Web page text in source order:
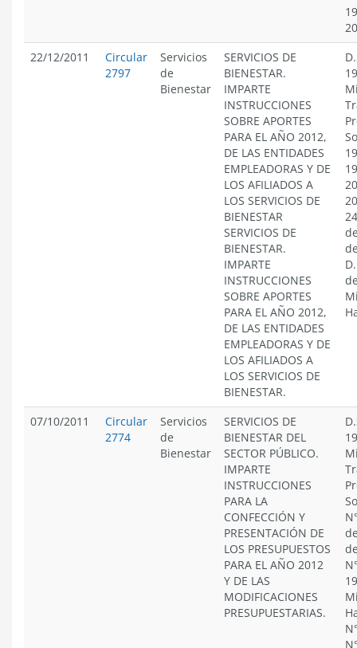
22/12/2011
Circular
2797
Servicios
de
Bienestar
SERVICIOS DE
BIENESTAR.
IMPARTE
INSTRUCCIONES
SOBRE APORTES
PARA EL AÑO 2012,
DE LAS ENTIDADES
EMPLEADORAS Y DE
LOS AFILIADOS A
LOS SERVICIOS DE
BIENESTAR
SERVICIOS DE
BIENESTAR.
IMPARTE
INSTRUCCIONES
SOBRE APORTES
PARA EL AÑO 2012,
DE LAS ENTIDADES
EMPLEADORAS Y DE
LOS AFILIADOS A
LOS SERVICIOS DE
BIENESTAR.
07/10/2011
Circular
2774
Servicios
de
Bienestar
SERVICIOS DE
BIENESTAR DEL
SECTOR PÚBLICO.
IMPARTE
INSTRUCCIONES
PARA LA
CONFECCIÓN Y
PRESENTACIÓN DE
LOS PRESUPUESTOS
PARA EL AÑO 2012
Y DE LAS
MODIFICACIONES
PRESUPUESTARIAS.